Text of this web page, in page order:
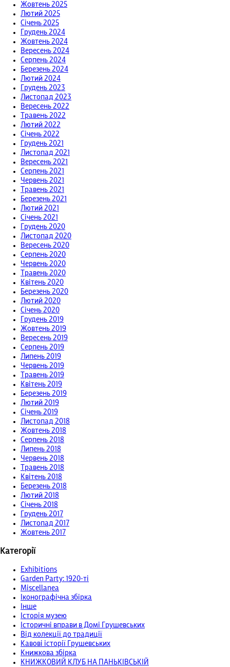
Жовтень 2025
Лютий 2025
Січень 2025
Грудень 2024
Жовтень 2024
Вересень 2024
Серпень 2024
Березень 2024
Лютий 2024
Грудень 2023
Листопад 2023
Вересень 2022
Травень 2022
Лютий 2022
Січень 2022
Грудень 2021
Листопад 2021
Вересень 2021
Серпень 2021
Червень 2021
Травень 2021
Березень 2021
Лютий 2021
Січень 2021
Грудень 2020
Листопад 2020
Вересень 2020
Серпень 2020
Червень 2020
Травень 2020
Квітень 2020
Березень 2020
Лютий 2020
Січень 2020
Грудень 2019
Жовтень 2019
Вересень 2019
Серпень 2019
Липень 2019
Червень 2019
Травень 2019
Квітень 2019
Березень 2019
Лютий 2019
Січень 2019
Листопад 2018
Жовтень 2018
Серпень 2018
Липень 2018
Червень 2018
Травень 2018
Квітень 2018
Березень 2018
Лютий 2018
Січень 2018
Грудень 2017
Листопад 2017
Жовтень 2017
Категорії
Exhibitions
Garden Party: 1920-ті
Miscellanea
Іконографічна збірка
Інше
Історія музею
Історичні вправи в Домі Грушевських
Від колекції до традиції
Кавові історії Грушевських
Книжкова збірка
КНИЖКОВИЙ КЛУБ НА ПАНЬКІВСЬКІЙ